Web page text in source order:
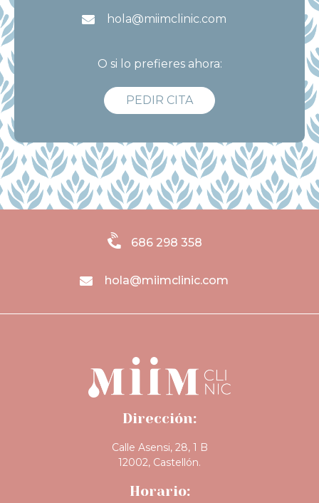
hola@miimclinic.com
O si lo prefieres ahora:
PEDIR CITA
686 298 358
hola@miimclinic.com
Dirección:
Calle Asensi, 28, 1 B
12002, Castellón.
Horario: